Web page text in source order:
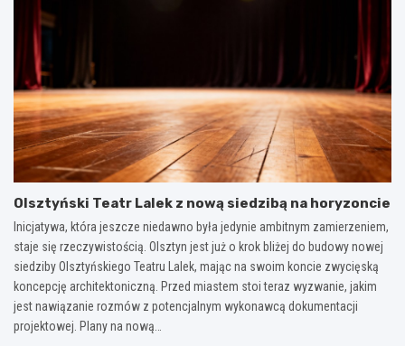
Olsztyński Teatr Lalek z nową siedzibą na horyzoncie
Inicjatywa, która jeszcze niedawno była jedynie ambitnym zamierzeniem,
staje się rzeczywistością. Olsztyn jest już o krok bliżej do budowy nowej
siedziby Olsztyńskiego Teatru Lalek, mając na swoim koncie zwycięską
koncepcję architektoniczną. Przed miastem stoi teraz wyzwanie, jakim
jest nawiązanie rozmów z potencjalnym wykonawcą dokumentacji
projektowej. Plany na nową…